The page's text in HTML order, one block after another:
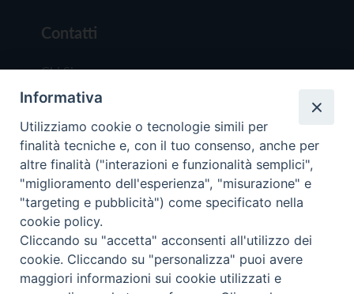
Contatti
Chi Siamo
Redazione
Scrivici
Copyright © 2019 - Tutti i diritti riservati - Vita
Trentina Editrice
Privacy Policy
Informativa
Utilizziamo cookie o tecnologie simili per
finalità tecniche e, con il tuo consenso, anche per
altre finalità ("interazioni e funzionalità semplici",
"miglioramento dell'esperienza", "misurazione" e
"targeting e pubblicità") come specificato nella
cookie policy.
Cliccando su "accetta" acconsenti all'utilizzo dei
cookie. Cliccando su "personalizza" puoi avere
maggiori informazioni sui cookie utilizzati e